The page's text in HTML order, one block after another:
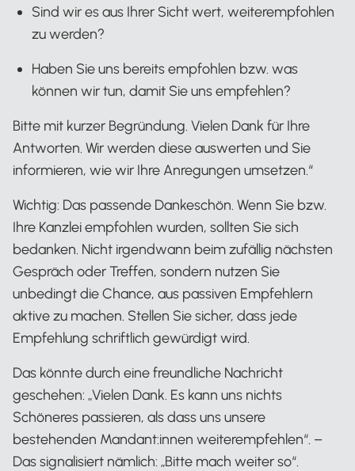
Sind wir es aus Ihrer Sicht wert, weiterempfohlen
zu werden?
Haben Sie uns bereits empfohlen bzw. was
können wir tun, damit Sie uns empfehlen?
Bitte mit kurzer Begründung. Vielen Dank für Ihre
Antworten. Wir werden diese auswerten und Sie
informieren, wie wir Ihre Anregungen umsetzen.“
Wichtig: Das passende Dankeschön. Wenn Sie bzw.
Ihre Kanzlei empfohlen wurden, sollten Sie sich
bedanken. Nicht irgendwann beim zufällig nächsten
Gespräch oder Treffen, sondern nutzen Sie
unbedingt die Chance, aus passiven Empfehlern
aktive zu machen. Stellen Sie sicher, dass jede
Empfehlung schriftlich gewürdigt wird.
Das könnte durch eine freundliche Nachricht
geschehen: „Vielen Dank. Es kann uns nichts
Schöneres passieren, als dass uns unsere
bestehenden Mandant:innen weiterempfehlen“. –
Das signalisiert nämlich: „Bitte mach weiter so“.